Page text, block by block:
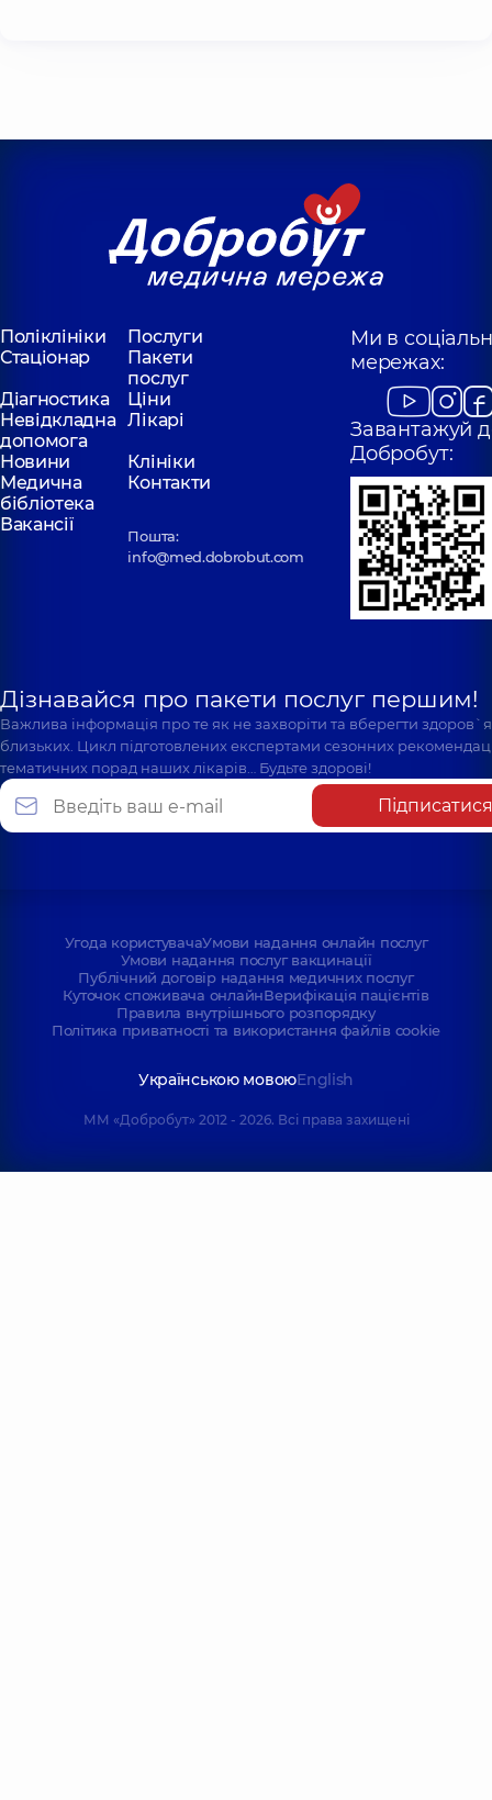
Поліклініки
Послуги
Стаціонар
Пакети
послуг
Діагностика
Ціни
Невідкладна
допомога
Лікарі
Новини
Клініки
Медична
бібліотека
Контакти
Вакансії
Пошта:
info@med.dobrobut.com
Ми в
мережах:
Завантажуй
Добробут:
Дізнавайся про пакети послуг першим!
Важлива інформація про те як не захворіти та вберегти
близьких. Цикл підготовлених експертами сезонних
тематичних порад наших лікарів… Будьте здорові!
Підписатися
Угода користувачаУмови надання онлайн послуг
Умови надання послуг вакцинації
Публічний договір надання медичних послуг
Куточок споживача онлайнВерифікація пацієнтів
Правила внутрішнього розпорядку
Політика приватності та використання файлів cookie
Українською мовоюEnglish
ММ «Добробут» 2012 - 2026. Всі права захищені